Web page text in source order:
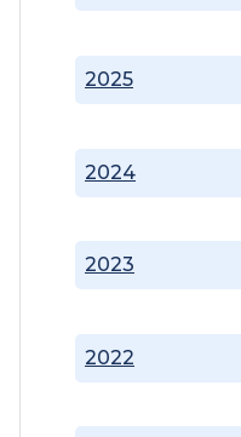
2022
2023
2024
2025